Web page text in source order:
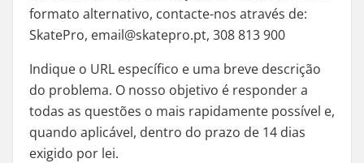
formato alternativo, contacte-nos através de:
SkatePro, email@skatepro.pt, 308 813 900
Indique o URL específico e uma breve descrição
do problema. O nosso objetivo é responder a
todas as questões o mais rapidamente possível e,
quando aplicável, dentro do prazo de 14 dias
exigido por lei.